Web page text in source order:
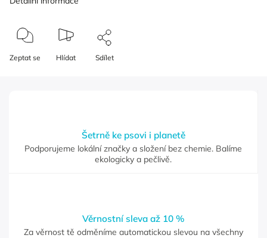
Zeptat se Hlídat Sdílet
Šetrně ke psovi i planetě
Podporujeme lokální značky a složení bez chemie. Balíme
ekologicky a pečlivě.
Věrnostní sleva až 10 %
Za věrnost tě odměníme automatickou slevou na všechny